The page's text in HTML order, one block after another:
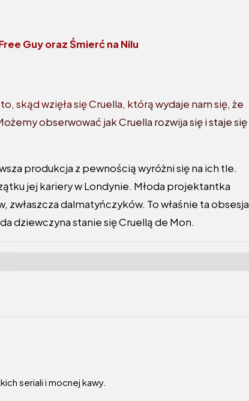
Guy oraz Śmierć na Nilu
skąd wzięła się Cruella, którą wydaje nam się, że
obserwować jak Cruella rozwija się i staje się
produkcja z pewnością wyróżni się na ich tle.
jej kariery w Londynie. Młoda projektantka
dalmatyńczyków. To właśnie ta obsesja
dziewczyna stanie się Cruellą de Mon.
seriali i mocnej kawy.